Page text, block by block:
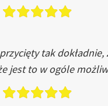
tak dokładnie,
jest to w ogóle